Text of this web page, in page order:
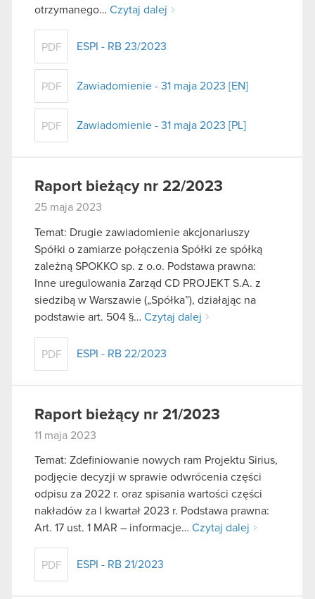
otrzymanego… Czytaj dalej
PDF ESPI - RB 23/2023
PDF Zawiadomienie - 31 maja 2023 [EN]
PDF Zawiadomienie - 31 maja 2023 [PL]
Raport bieżący nr 22/2023
25 maja 2023
Temat: Drugie zawiadomienie akcjonariuszy
Spółki o zamiarze połączenia Spółki ze spółką
zależną SPOKKO sp. z o.o. Podstawa prawna:
Inne uregulowania Zarząd CD PROJEKT S.A. z
siedzibą w Warszawie („Spółka”), działając na
podstawie art. 504 §… Czytaj dalej
PDF ESPI - RB 22/2023
Raport bieżący nr 21/2023
11 maja 2023
Temat: Zdefiniowanie nowych ram Projektu Sirius,
podjęcie decyzji w sprawie odwrócenia części
odpisu za 2022 r. oraz spisania wartości części
nakładów za I kwartał 2023 r. Podstawa prawna:
Art. 17 ust. 1 MAR – informacje… Czytaj dalej
PDF ESPI - RB 21/2023